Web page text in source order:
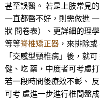
甚至誤醫。 若是上肢常見
一直都醫不好，則需做進
狀 問卷表）、更詳細的理
等等脊椎矯正器 ，來排除
「交感型頸椎病」後，就
健、吃 藥，中度者可考慮
若一段時間後療效不彰、
可考 慮進一步進行椎間盤